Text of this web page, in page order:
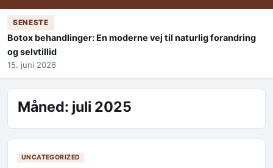
SENESTE
Botox behandlinger: En moderne vej til naturlig forandring
og selvtillid
15. juni 2026
Måned: juli 2025
UNCATEGORIZED